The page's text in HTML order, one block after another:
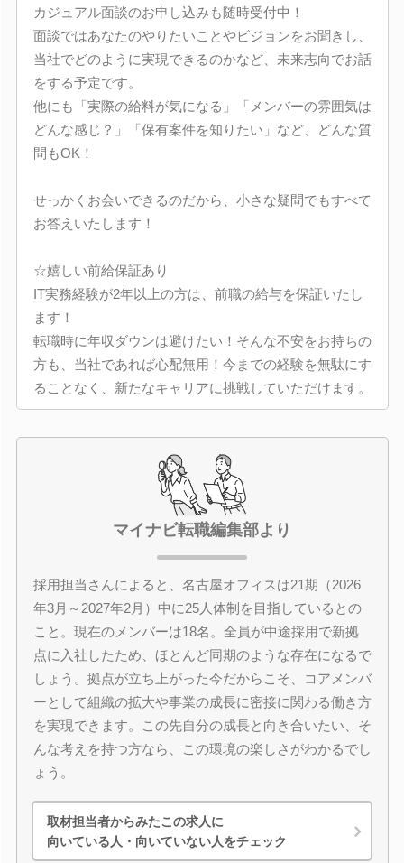
カジュアル面談のお申し込みも随時受付中！
面談ではあなたのやりたいことやビジョンをお聞きし、
当社でどのように実現できるのかなど、未来志向でお話
をする予定です。
他にも「実際の給料が気になる」「メンバーの雰囲気は
どんな感じ？」「保有案件を知りたい」など、どんな質
問もOK！
せっかくお会いできるのだから、小さな疑問でもすべて
お答えいたします！
☆嬉しい前給保証あり
IT実務経験が2年以上の方は、前職の給与を保証いたし
ます！
転職時に年収ダウンは避けたい！そんな不安をお持ちの
方も、当社であれば心配無用！今までの経験を無駄にす
ることなく、新たなキャリアに挑戦していただけます。
マイナビ転職編集部より
採用担当さんによると、名古屋オフィスは21期（2026
年3月～2027年2月）中に25人体制を目指しているとの
こと。現在のメンバーは18名。全員が中途採用で新拠
点に入社したため、ほとんど同期のような存在になるで
しょう。拠点が立ち上がった今だからこそ、コアメンバ
ーとして組織の拡大や事業の成長に密接に関わる働き方
を実現できます。この先自分の成長と向き合いたい、そ
んな考えを持つ方なら、この環境の楽しさがわかるでし
ょう。
取材担当者からみたこの求人に
向いている人・向いていない人をチェック